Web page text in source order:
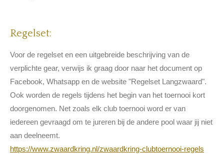
Regelset:
Voor de regelset en een uitgebreide beschrijving van de
verplichte gear, verwijs ik graag door naar het document op
Facebook, Whatsapp en de website "Regelset Langzwaard".
Ook worden de regels tijdens het begin van het toernooi kort
doorgenomen. Net zoals elk club toernooi word er van
iedereen gevraagd om te jureren bij de andere pool waar jij niet
aan deelneemt.
https://www.zwaardkring.nl/zwaardkring-clubtoernooi-regels